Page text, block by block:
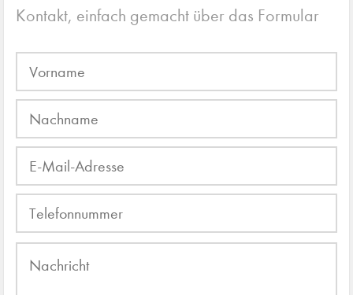
Kontakt, einfach gemacht über das Formular